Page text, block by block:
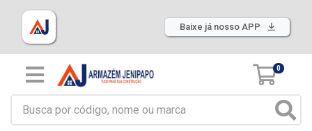
Baixe já nosso APP
0